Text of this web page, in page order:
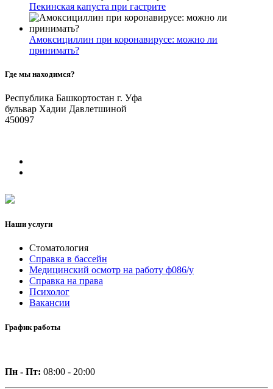
Пекинская капуста при гастрите
Амоксициллин при коронавирусе: можно ли
принимать?
Где мы находимся?
Республика Башкортостан г. Уфа
бульвар Хадии Давлетшиной
450097
Наши услуги
Стоматология
Справка в бассейн
Медицинский осмотр на работу ф086/у
Справка на права
Психолог
Вакансии
График работы
Пн - Пт: 08:00 - 20:00